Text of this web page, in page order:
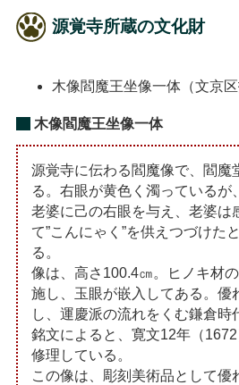
源覚寺所蔵の文化財
木像閻魔王坐像一体（文京区
木像閻魔王坐像一体
源覚寺に伝わる閻魔像で、閻魔
る。右眼が黄色く濁っているが
老婆に己の右眼を与え、老婆は
て”こんにゃく”を供えつづけた
る。
像は、高さ100.4㎝。ヒノキ材
施し、玉眼が嵌入してある。優
し、運慶派の流れをくむ鎌倉時
銘文によると、寛文12年（
修理している。
この像は、彫刻美術品として優